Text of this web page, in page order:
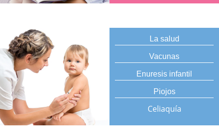
La salud
Vacunas
Enuresis infantil
Piojos
Celiaquía